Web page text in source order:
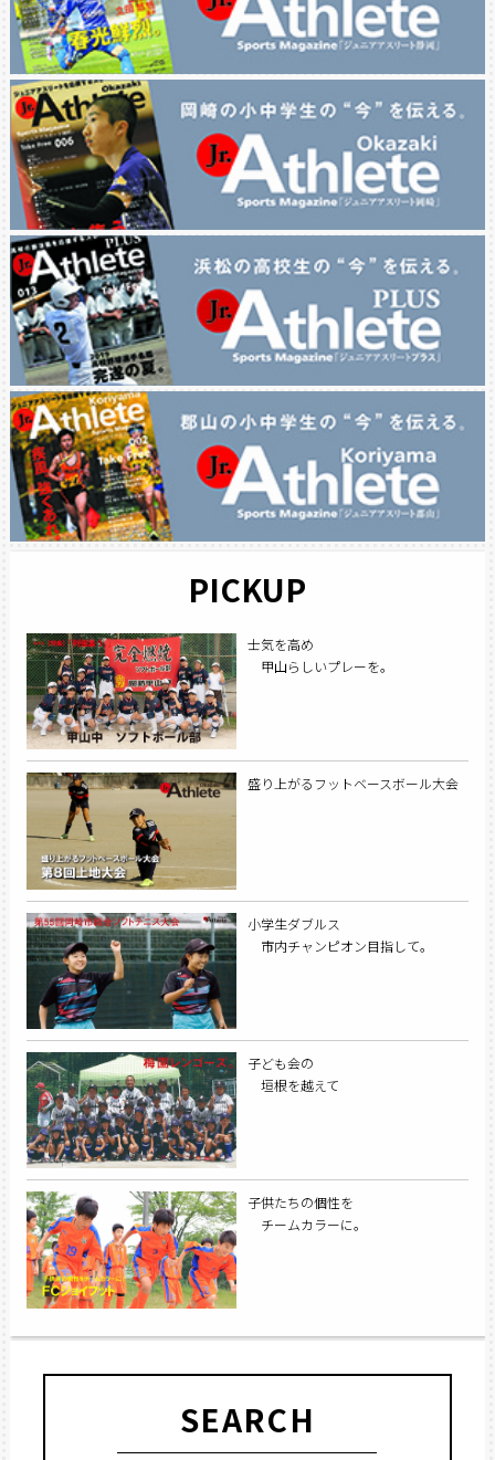
PICKUP
士気を高め
甲山らしいプレーを。
盛り上がるフットベースボール大会
小学生ダブルス
市内チャンピオン目指して。
子ども会の
垣根を越えて
子供たちの個性を
チームカラーに。
SEARCH